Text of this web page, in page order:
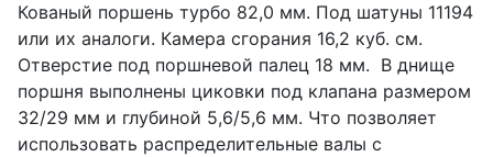
Кованый поршень турбо 82,0 мм. Под шатуны 11194
или их аналоги. Камера сгорания 16,2 куб. см.
Отверстие под поршневой палец 18 мм. В днище
поршня выполнены циковки под клапана размером
32/29 мм и глубиной 5,6/5,6 мм. Что позволяет
использовать распределительные валы с